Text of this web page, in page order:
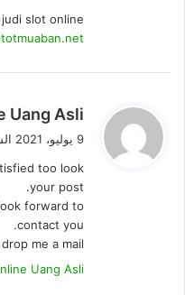
slot online
ي
ق
ل
Uang Asli
9 يوليو، 2021 الساعة 3:13 م
too look
your post.
forward to
contact yоu.
me a mail?
Uang Asli